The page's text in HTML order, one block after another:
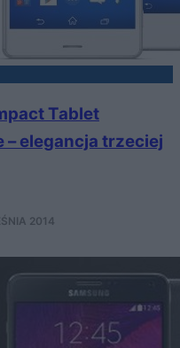
Tablet
elegancja trzeciej
2014